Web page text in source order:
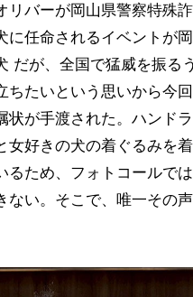
リバーが岡山県警察特殊
に任命されるイベントが
だが、全国で猛威を振る
ちたいという思いから今
状が手渡された。ハンド
女好きの犬の着ぐるみを
るため、フォトコールで
ない。そこで、唯一その